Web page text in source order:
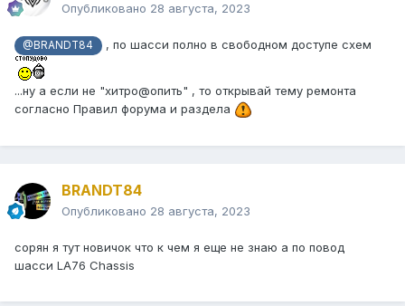
Опубликовано 28 августа, 2023
@BRANDT84 , по шасси полно в свободном доступе схем
...ну а если не "хитро@опить" , то открывай тему ремонта
согласно Правил форума и раздела
BRANDT84
Опубликовано 28 августа, 2023
сорян я тут новичок что к чем я еще не знаю а по повод
шасси LA76 Chassis